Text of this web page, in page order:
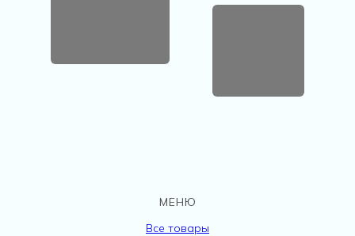
МЕНЮ
Все товары